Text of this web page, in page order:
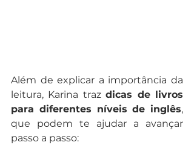
Além de explicar a importância da
leitura, Karina traz dicas de livros
para diferentes níveis de inglês,
que podem te ajudar a avançar
passo a passo: